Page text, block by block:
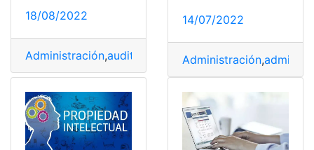
18/08/2022
Administración,auditoria eficiente,Negocios,Servicios
14/07/2022
Administración,